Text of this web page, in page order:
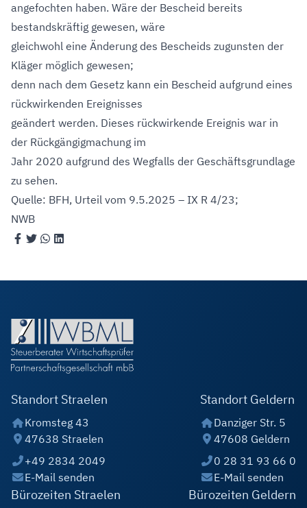
angefochten haben. Wäre der Bescheid bereits
bestandskräftig gewesen, wäre
gleichwohl eine Änderung des Bescheids zugunsten der
Kläger möglich gewesen;
denn nach dem Gesetz kann ein Bescheid aufgrund eines
rückwirkenden Ereignisses
geändert werden. Dieses rückwirkende Ereignis war in
der Rückgängigmachung im
Jahr 2020 aufgrund des Wegfalls der Geschäftsgrundlage
zu sehen.
Quelle: BFH, Urteil vom 9.5.2025 – IX R 4/23;
NWB
Standort Straelen
Kromsteg 43
47638 Straelen
+49 2834 2049
E-Mail senden
Standort Geldern
Danziger Str. 5
47608 Geldern
0 28 31 93 66 0
E-Mail senden
Bürozeiten Straelen Bürozeiten Geldern